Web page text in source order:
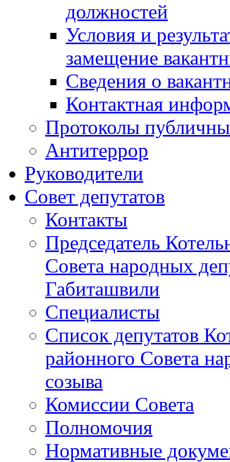
должностей
Условия и
замещение
Сведения о
Контактная
Протоколы
Антитеррор
Руководители
Совет депутатов
Контакты
Председатель
Совета народных
Габиташвили
Специалисты
Список депутатов
районного Совета
созыва
Комиссии Совета
Полномочия
Нормативные